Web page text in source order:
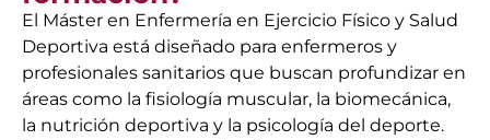
El Máster en Enfermería en Ejercicio Físico y Salud
Deportiva está diseñado para enfermeros y
profesionales sanitarios que buscan profundizar en
áreas como la fisiología muscular, la biomecánica,
la nutrición deportiva y la psicología del deporte.